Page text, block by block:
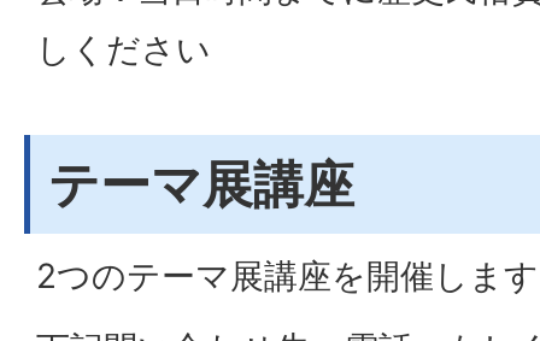
しください
テーマ展講座
2つのテーマ展講座を開催しま